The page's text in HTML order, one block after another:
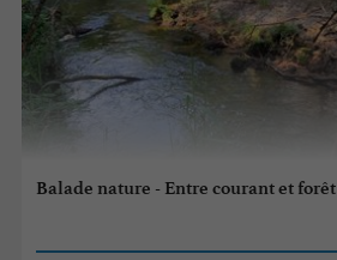
Balade nature - Entre courant et forêt